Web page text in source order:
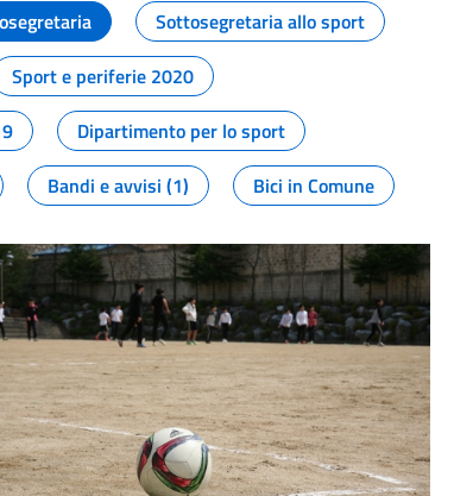
Sottosegretaria allo sport
Sport e periferie 2020
Dipartimento per lo sport
Bandi e avvisi (1) Bici in Comune